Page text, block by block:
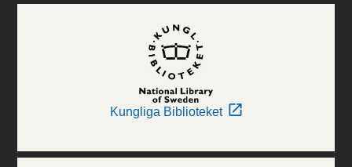
Kungliga Biblioteket